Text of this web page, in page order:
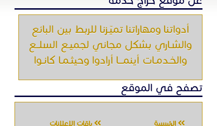
الرئيسية
باقات الإعلانات
شروط الاستخدام
اتصل بنا